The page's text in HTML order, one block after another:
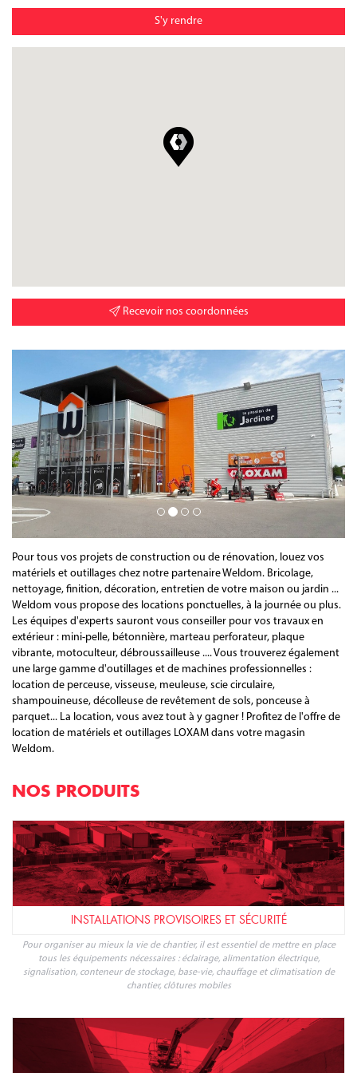
S'y rendre
Recevoir nos coordonnées
Pour tous vos projets de construction ou de rénovation, louez vos
matériels et outillages chez notre partenaire Weldom. Bricolage,
nettoyage, finition, décoration, entretien de votre maison ou jardin ...
Weldom vous propose des locations ponctuelles, à la journée ou plus.
Les équipes d'experts sauront vous conseiller pour vos travaux en
extérieur : mini-pelle, bétonnière, marteau perforateur, plaque
vibrante, motoculteur, débroussailleuse .... Vous trouverez également
une large gamme d'outillages et de machines professionnelles :
location de perceuse, visseuse, meuleuse, scie circulaire,
shampouineuse, décolleuse de revêtement de sols, ponceuse à
parquet... La location, vous avez tout à y gagner ! Profitez de l'offre de
location de matériels et outillages LOXAM dans votre magasin
Weldom.
NOS PRODUITS
INSTALLATIONS PROVISOIRES ET SÉCURITÉ
Pour organiser au mieux la vie de chantier, il est essentiel de mettre en place
tous les équipements nécessaires : éclairage, alimentation électrique,
signalisation, conteneur de stockage, base-vie, chauffage et climatisation de
chantier, clôtures mobiles